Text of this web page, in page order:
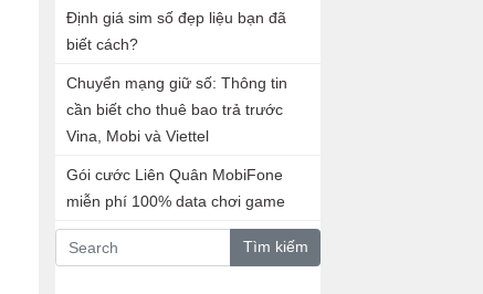
Định giá sim số đẹp liệu bạn đã
biết cách?
Chuyển mạng giữ số: Thông tin
cần biết cho thuê bao trả trước
Vina, Mobi và Viettel
Gói cước Liên Quân MobiFone
miễn phí 100% data chơi game
Tìm kiếm